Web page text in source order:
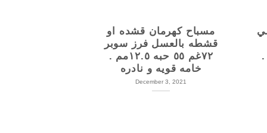
مسباح كهرمان قشده او
قشطه بالعسل فرز سوبر
٧٢غم ٥٥ حبه ١٢.٥مم .
خامه قويه و نادره
December 3, 2021
.